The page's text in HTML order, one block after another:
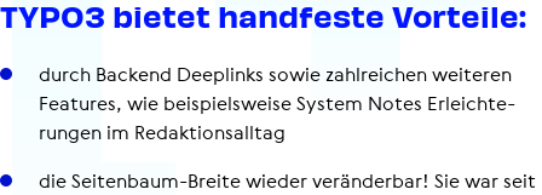
TYPO3 bietet handfeste Vorteile:
durch Backend Deeplinks sowie zahl­rei­chen weiteren
Features, wie bei­spiels­weise System Notes Erleich­te­
run­gen im Redak­ti­ons­all­tag
die Sei­ten­baum-Breite wieder ver­än­der­bar! Sie war seit